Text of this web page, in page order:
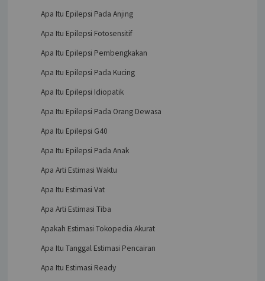
Apa Itu Epilepsi Pada Anjing
Apa Itu Epilepsi Fotosensitif
Apa Itu Epilepsi Pembengkakan
Apa Itu Epilepsi Pada Kucing
Apa Itu Epilepsi Idiopatik
Apa Itu Epilepsi Pada Orang Dewasa
Apa Itu Epilepsi G40
Apa Itu Epilepsi Pada Anak
Apa Arti Estimasi Waktu
Apa Itu Estimasi Vat
Apa Arti Estimasi Tiba
Apakah Estimasi Tokopedia Akurat
Apa Itu Tanggal Estimasi Pencairan
Apa Itu Estimasi Ready